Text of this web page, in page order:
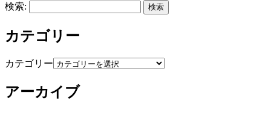
検索:
カテゴリー
カテゴリー
アーカイブ